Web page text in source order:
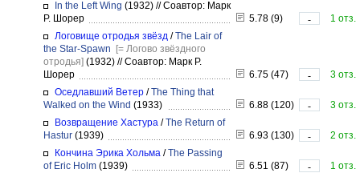
In the Left Wing (1932) //Соавтор: Марк
Р. Шорер
5.78 (9) -
1 отз.
Логовище отродья звёзд /The Lair of
the Star-Spawn
[= Логово звёздного
отродья] (1932) //Соавтор: Марк Р.
Шорер
6.75 (47) -
3 отз.
Оседлавший Ветер /The Thing that
Walked on the Wind (1933) 6.88 (120) -
3 отз.
Возвращение Хастура /The Return of
Hastur (1939) 6.93 (130) -
2 отз.
Кончина Эрика Хольма /The Passing
of Eric Holm (1939) 6.51 (87) -
1 отз.